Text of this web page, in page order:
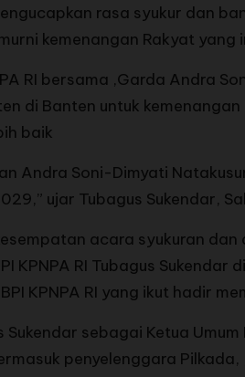
rasa syukur dan
kemenangan Rakyat yang
RI bersama ,Garda Andra
di Banten untuk
baik
Andra Soni-Dimyati
ujar Tubagus Sukendar,
acara syukuran
KPNPA RI Tubagus
KPNPA RI yang ikut hadir
Sukendar sebagai Ketua
penyelenggara